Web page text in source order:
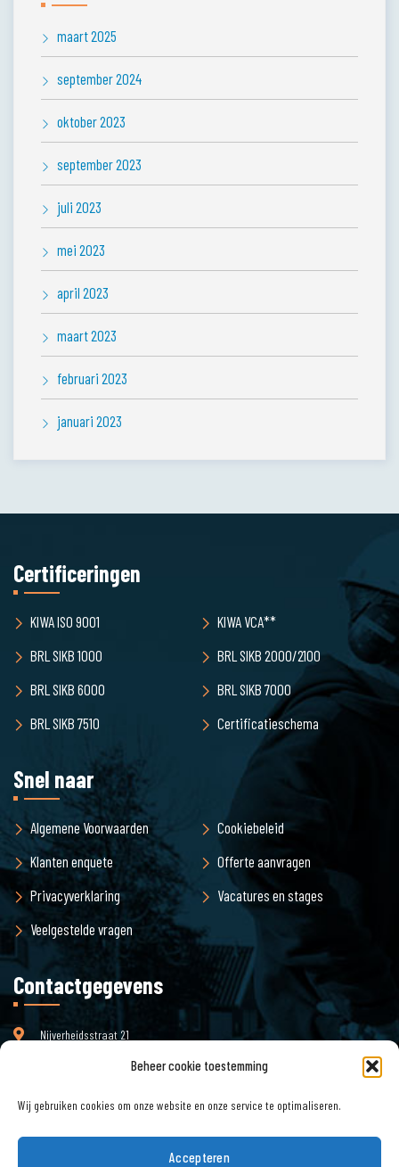
Beheer cookie toestemming
Wij gebruiken cookies om onze website en onze service te optimaliseren.
Accepteren
maart 2025
september 2024
oktober 2023
september 2023
juli 2023
mei 2023
april 2023
maart 2023
februari 2023
januari 2023
Certificeringen
KIWA ISO 9001
KIWA VCA**
BRL SIKB 1000
BRL SIKB 2000/2100
BRL SIKB 6000
BRL SIKB 7000
BRL SIKB 7510
Certificatieschema
Snel naar
Algemene Voorwaarden
Cookiebeleid
Klanten enquete
Offerte aanvragen
Privacyverklaring
Vacatures en stages
Veelgestelde vragen
Contactgegevens
Nijverheidsstraat 21
info@pjmilieu.nl